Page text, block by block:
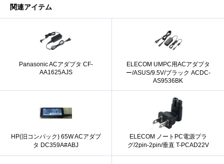
関連アイテム
Panasonic ACアダプタ CF-
AA1625AJS
ELECOM UMPC用ACアダプタ
ー/ASUS/9.5V/ブラック ACDC-
AS9536BK
HP(旧コンパック) 65W ACアダプ
タ DC359A#ABJ
ELECOM ノートPC電源プラ
グ/2pin-2pin/垂直 T-PCAD22V